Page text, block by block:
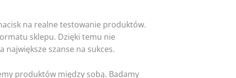
na realne testowanie produktów.
sklepu. Dzięki temu nie
szanse na sukces.
produktów między sobą. Badamy